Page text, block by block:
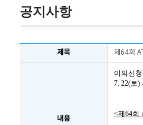
공지사항
제목 제64회
내용
이의신
7. 22(토)
<제64회